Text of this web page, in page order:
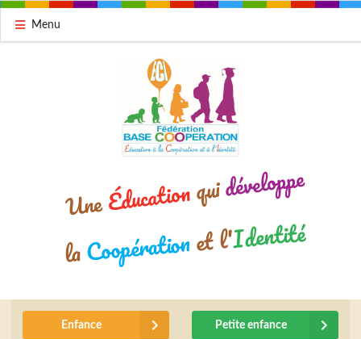
UneÉducationquidéveloppe
laCoopérationet l'Identité
Menu
Enfance Petite enfance